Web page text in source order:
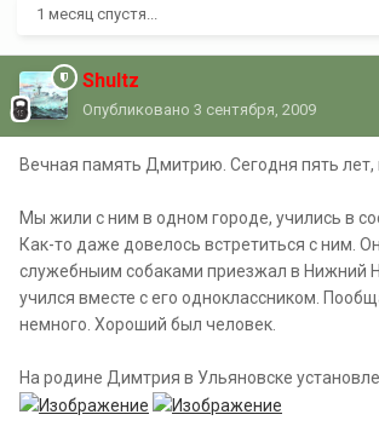
1 месяц спустя...
Shultz
Опубликовано 3 сентября, 2009
Вечная память Дмитрию. Сегодня пять лет,
Мы жили с ним в одном городе, учились в
Как-то даже довелось встретиться с ним.
служебныим собаками приезжал в Нижний
учился вместе с его одноклассником.
немного. Хороший был человек.
На родине Димтрия в Ульяновске